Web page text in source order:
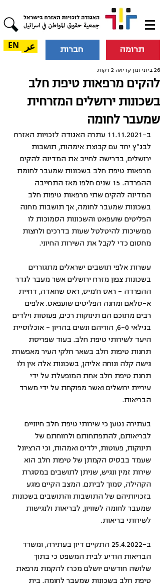
תרומה חברות عر EN
להקים מרפאות טיפת חלב
בשכונות ירושלים המזרחית
שמעבר לחומה
26 ביוני זמן קריאה 2 דקות
ב-11.11.2021 עתרה האגודה לזכויות האזרח
לבג"ץ יחד עם קבוצת אימהות, תושבות
ירושלים, בדרישה לחייב את המדינה להקים
מרפאות טיפת חלב בשכונות שמעבר לחומת
ההפרדה. 15 שנים חלפו מאז התחייבה
המדינה להקים שתי מרפאות טיפות חלב
בשכונות שמעבר לחומה, אך תושבות מחנה
הפליטים שועפאט והשכונות הסמוכות לו
ממשיכות להיטלטל שעות בדרכים ולחצות
מחסום כדי לקבל את השירות החיוני.
עשרות אלפי תושבים ישראלים מתגוררים
בשכונות צפון מזרח ירושלים אשר מעבר לגדר
ההפרדה - ראס ח'מיס, ראס שחאדה, דחיית
א-סלאם ומחנה הפליטים שועפאט. אלפים
רבים מתוכם הם תינוקות רכים, פעוטות וילדים
בגילאי 6-0, הוריהם ונשים בהריון – אוכלוסיית
היעד לשירותי טיפת חלב. בעוד שפריסת
תחנות טיפות חלב בשאר חלקי העיר מאפשרת
גישה קלה ונוחה אליהן, בשכונות אלה אין ולו
תחנת טיפת חלב אחת המופעלת על ידי
עיריית ירושלים ואשר מפוקחת על ידי משרד
הבריאות.
בעתירה נטען כי שירותי טיפת חלב חיוניים
לבריאותם, להתפתחותם ולרווחתם של
תינוקות, פעוטות, ילדים ואמהות, וכי הרציונל
שעמד בבסיס הקמתן של טיפות חלב הוא
שירות זמין ונגיש, שניתן לתושבים במסגרת
הקהילה, סמוך לביתם. המצב הקיים פוגע
בזכויותיהם של התושבות והתושבים בשכונות
שמעבר לחומה לשוויון, לבריאות ולנגישות
לשירותי בריאות.
ב-25.4.2022 התקיים דיון בעתירה, ומשרד
הבריאות הודיע לבית המשפט כי בתוך
שלושה חודשים יושלם מכרז להקמת מרפאת
טיפת חלב בשכונות שמעבר לחומה. בית